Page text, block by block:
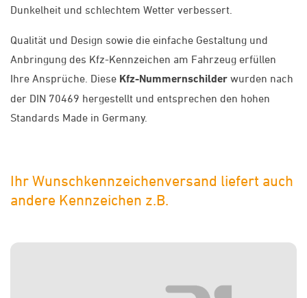
Dunkelheit und schlechtem Wetter verbessert.
Qualität und Design sowie die einfache Gestaltung und
Anbringung des Kfz-Kennzeichen am Fahrzeug erfüllen
Ihre Ansprüche. Diese Kfz-Nummernschilder wurden nach
der DIN 70469 hergestellt und entsprechen den hohen
Standards Made in Germany.
Ihr Wunschkennzeichenversand liefert auch
andere Kennzeichen z.B.